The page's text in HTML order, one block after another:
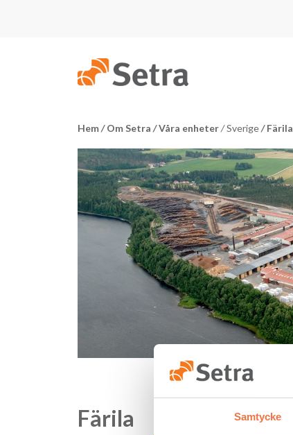
Samtycke
Hem/ Om Setra /Våra enheter/Sverige/ Färila
Färila